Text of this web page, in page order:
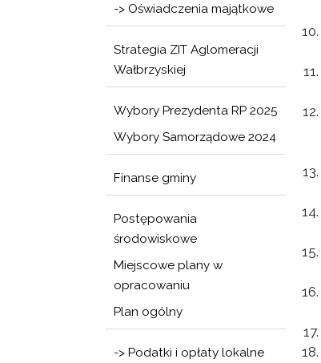
-> Oświadczenia majątkowe
Strategia ZIT Aglomeracji
Wałbrzyskiej
Wybory Prezydenta RP 2025
Wybory Samorządowe 2024
Finanse gminy
Postępowania
środowiskowe
Miejscowe plany w
opracowaniu
Plan ogólny
-> Podatki i opłaty lokalne